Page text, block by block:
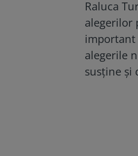
Raluca
alegerilor
important
alegerile
susține și